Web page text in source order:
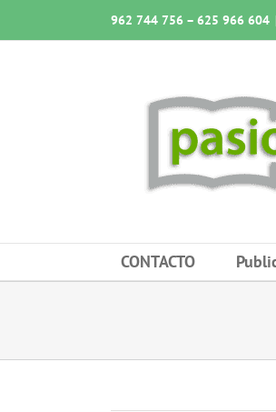
al
962 744 756 – 625 966 604
CONTACTO